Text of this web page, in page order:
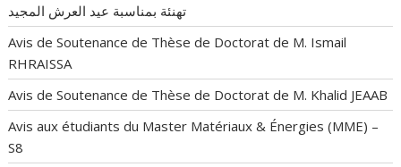
تهنئة بمناسبة عيد العرش المجيد
Avis de Soutenance de Thèse de Doctorat de M. Ismail
RHRAISSA
Avis de Soutenance de Thèse de Doctorat de M. Khalid JEAAB
Avis aux étudiants du Master Matériaux & Énergies (MME) –
S8